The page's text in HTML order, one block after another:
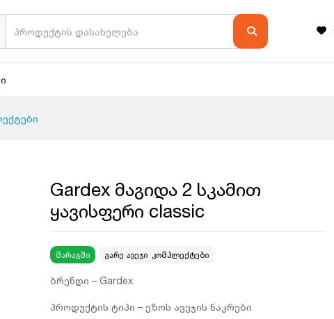
Gardex მაგიდა 2 სკამით
ყავისფერი classic
მარაგში გარე ავეჯი კომპლექტები
ბრენდი – Gardex
პროდუქტის ტიპი – ეზოს ავეჯის ნაკრები